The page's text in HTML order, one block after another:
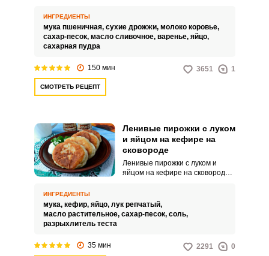
замешивается из муки,
дрожжей, молока или воды, с
действию дрожжей, что придает
ему мягкую и пушистую текстуру.
ИНГРЕДИЕНТЫ
мука пшеничная, сухие дрожжи, молоко коровье,
сахар-песок, масло сливочное, варенье, яйцо,
сахарная пудра
150 мин 3651 1
СМОТРЕТЬ РЕЦЕПТ
Ленивые пирожки с луком
и яйцом на кефире на
сковороде
Ленивые пирожки с луком и
яйцом на кефире на сковороде –
пышные пирожки,
приготовленные из теста на
пирожки", из-за отсутствия
ИНГРЕДИЕНТЫ
мука, кефир, яйцо, лук репчатый,
масло растительное, сахар-песок, соль,
разрыхлитель теста
35 мин 2291 0